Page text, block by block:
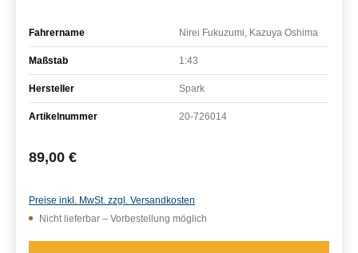
Fahrername Nirei Fukuzumi, Kazuya Oshima
Maßstab 1:43
Hersteller Spark
Artikelnummer 20-726014
Regulärer Preis:
89,00 €
Preise inkl. MwSt. zzgl. Versandkosten
Nicht lieferbar – Vorbestellung möglich